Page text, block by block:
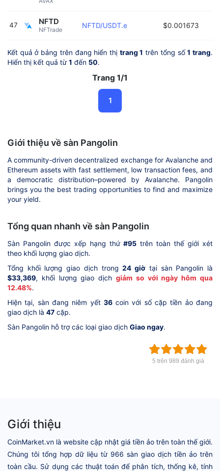
47
NFTrade
NFTD NFTD/USDT.e $0.001673
Kết quả ở bảng trên đang hiển thị trang 1 trên tổng số1 trang.
Hiển thị kết quả từ 1 đến 50.
Trang 1/1
1
Giới thiệu về sàn Pangolin
A community-driven decentralized exchange for Avalanche and
Ethereum assets with fast settlement, low transaction fees, and
a democratic distribution–powered by Avalanche. Pangolin
brings you the best trading opportunities to find and maximize
your yield.
Tổng quan nhanh về sàn Pangolin
Sàn Pangolin được xếp hạng thứ#95 trên toàn thế giới xét
theo khối lượng giao dịch.
Tổng khối lượng giao dịch trong24 giờ tại sàn Pangolin là
$33,369, khối lượng giao dịch giảm so với ngày hôm qua
12.48%.
Hiện tại, sàn đang niêm yết 36coin với số cặp tiền ảo đang
giao dịch là 47 cặp.
Sàn Pangolin hỗ trợ các loại giao dịch Giao ngay.
5 trên 989 đánh giá
Giới thiệu
CoinMarket.vn là website cập nhật giá tiền ảo trên toàn thế giới.
Chúng tôi tổng hợp dữ liệu từ 966 sàn giao dịch tiền ảo trên
toàn cầu. Sử dụng các thuật toán để phân tích, thống kê, tính